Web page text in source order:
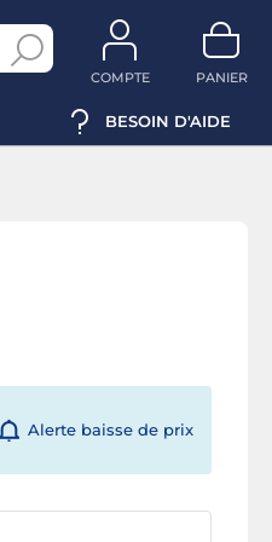
COMPTE PANIER
BESOIN D'AIDE
Alerte baisse de prix